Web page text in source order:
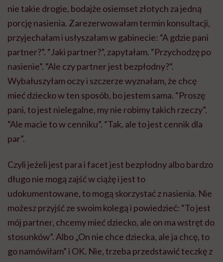
nie takie drogie, bodajże osiemset złotych za jedną
porcję nasienia. Zarezerwowałam termin konsultacji,
przyjechałam i usłyszałam w gabinecie: “A gdzie pani
partner?”. “Jaki partner?”, zapytałam. “Przychodzę po
nasienie”. “Ale czy partner jest bezpłodny?”.
Wybałuszyłam oczy i szczerze wyznałam, że chcę
mieć dziecko w ten sposób, bo jestem sama. “Proszę
pani, to jest nielegalne, my nie robimy takich rzeczy”.
“Ale macie to w cenniku”. “Tak, ale to jest cennik dla
par”.
Czyli jeżeli jest para i facet jest bezpłodny albo bardzo
długo nie mogą zajść w ciążę i jest to
udokumentowane, to mogą skorzystać z nasienia. Nie
możesz przyjść ze swoim kolegą i powiedzieć: “To jest
mój partner, chcemy mieć dziecko, ale on ma wstręt do
stosunków”. Albo „On nie chce dziecka, ale ja chcę, to
go namówiłam” i OK. Nie, trzeba przedstawić teczkę z